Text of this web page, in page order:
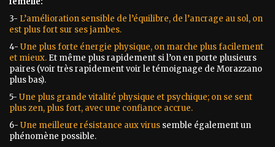
3- L’amélioration sensible de l’équilibre, de l’ancrage au sol, on
est plus fort sur ses jambes.
4- Une plus forte énergie physique, on marche plus facilement
et mieux. Et même plus rapidement si l’on en porte plusieurs
paires (voir très rapidement voir le témoignage de Morazzano
plus bas).
5- Une plus grande vitalité physique et psychique; on se sent
plus zen, plus fort, avec une confiance accrue.
6- Une meilleure résistance aux virus semble également un
phénomène possible.